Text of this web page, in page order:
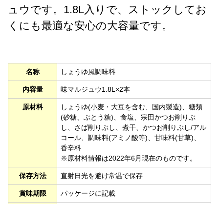
ュウです。1.8L入りで、ストックしてお
くにも最適な安心の大容量です。
名称 しょうゆ風調味料
内容量 味マルジュウ1.8L×2本
原材料
しょうゆ(小麦・大豆を含む、国内製造)、糖類
(砂糖、ぶとう糖)、食塩、宗田かつお削りぶ
し、さば削りぶし、煮干、かつお削りぶし/アル
コール、調味料(アミノ酸等)、甘味料(甘草)、
香辛料
※原材料情報は2022年6月現在のものです。
保存方法 直射日光を避け常温で保存
賞味期限 パッケージに記載